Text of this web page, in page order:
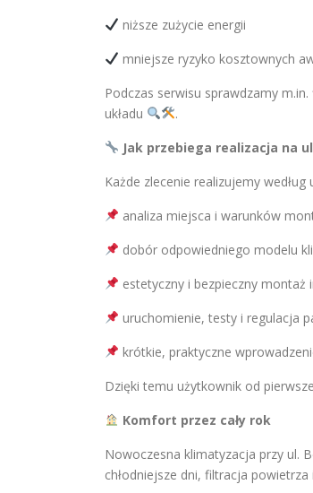
niższe zużycie energii
mniejsze ryzyko kosztownych
Podczas serwisu sprawdzamy
układu
.
Jak przebiega realizacja na
Każde zlecenie realizujemy
analiza miejsca i warunków
dobór odpowiedniego modelu
estetyczny i bezpieczny montaż
uruchomienie, testy i regulacja
krótkie, praktyczne
Dzięki temu użytkownik od
Komfort przez cały rok
Nowoczesna klimatyzacja przy ul.
chłodniejsze dni, filtracja